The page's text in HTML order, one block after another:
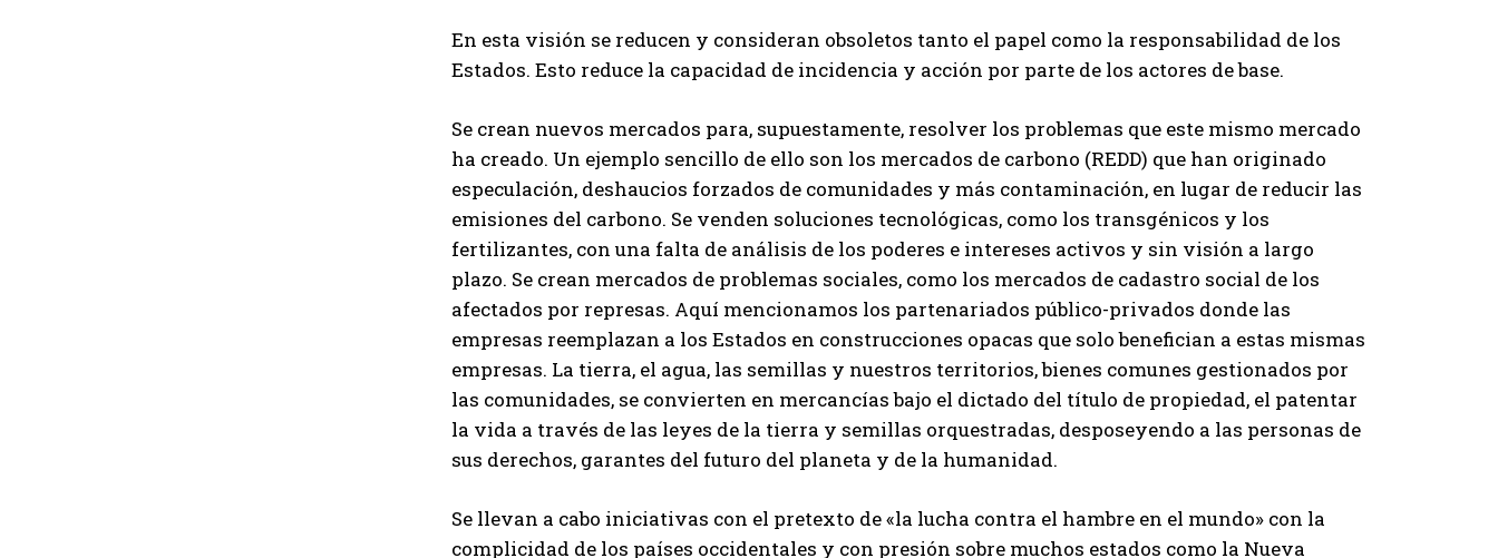
En esta visión se reducen y consideran obsoletos tanto el papel como la responsabilidad de los
Estados. Esto reduce la capacidad de incidencia y acción por parte de los actores de base.
Se crean nuevos mercados para, supuestamente, resolver los problemas que este mismo mercado
ha creado. Un ejemplo sencillo de ello son los mercados de carbono (REDD) que han originado
especulación, deshaucios forzados de comunidades y más contaminación, en lugar de reducir las
emisiones del carbono. Se venden soluciones tecnológicas, como los transgénicos y los
fertilizantes, con una falta de análisis de los poderes e intereses activos y sin visión a largo
plazo. Se crean mercados de problemas sociales, como los mercados de cadastro social de los
afectados por represas. Aquí mencionamos los partenariados público-privados donde las
empresas reemplazan a los Estados en construcciones opacas que solo benefician a estas mismas
empresas. La tierra, el agua, las semillas y nuestros territorios, bienes comunes gestionados por
las comunidades, se convierten en mercancías bajo el dictado del título de propiedad, el patentar
la vida a través de las leyes de la tierra y semillas orquestradas, desposeyendo a las personas de
sus derechos, garantes del futuro del planeta y de la humanidad.
Se llevan a cabo iniciativas con el pretexto de «la lucha contra el hambre en el mundo» con la
complicidad de los países occidentales y con presión sobre muchos estados como la Nueva